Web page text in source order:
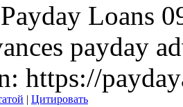
Loans
payday
https://
| Цитировать